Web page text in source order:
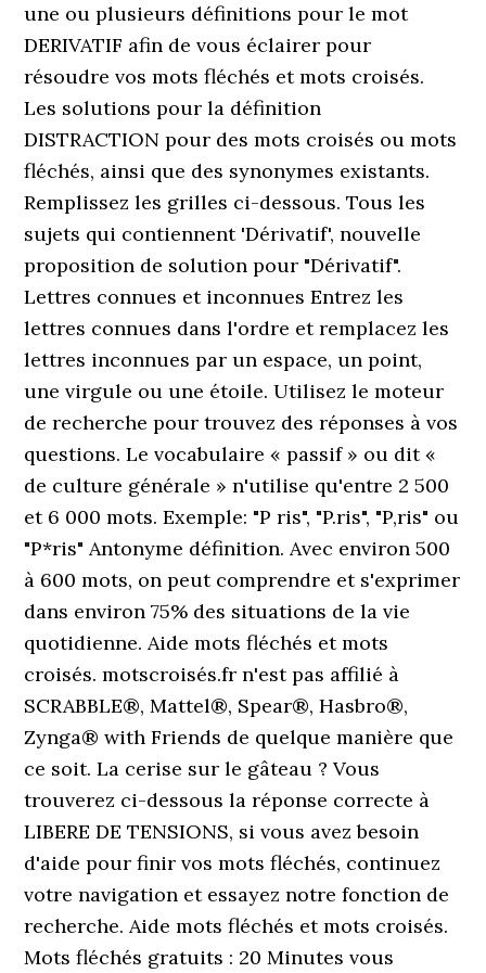
une ou plusieurs définitions pour le mot
DERIVATIF afin de vous éclairer pour
résoudre vos mots fléchés et mots croisés.
Les solutions pour la définition
DISTRACTION pour des mots croisés ou mots
fléchés, ainsi que des synonymes existants.
Remplissez les grilles ci-dessous. Tous les
sujets qui contiennent 'Dérivatif', nouvelle
proposition de solution pour "Dérivatif".
Lettres connues et inconnues Entrez les
lettres connues dans l'ordre et remplacez les
lettres inconnues par un espace, un point,
une virgule ou une étoile. Utilisez le moteur
de recherche pour trouvez des réponses à vos
questions. Le vocabulaire « passif » ou dit «
de culture générale » n'utilise qu'entre 2 500
et 6 000 mots. Exemple: "P ris", "P.ris", "P,ris" ou
"P*ris" Antonyme définition. Avec environ 500
à 600 mots, on peut comprendre et s'exprimer
dans environ 75% des situations de la vie
quotidienne. Aide mots fléchés et mots
croisés. motscroisés.fr n'est pas affilié à
SCRABBLE®, Mattel®, Spear®, Hasbro®,
Zynga® with Friends de quelque manière que
ce soit. La cerise sur le gâteau ? Vous
trouverez ci-dessous la réponse correcte à
LIBERE DE TENSIONS, si vous avez besoin
d'aide pour finir vos mots fléchés, continuez
votre navigation et essayez notre fonction de
recherche. Aide mots fléchés et mots croisés.
Mots fléchés gratuits : 20 Minutes vous